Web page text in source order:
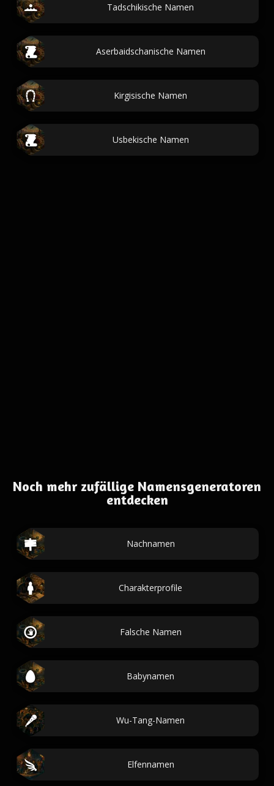
Tadschikische Namen
Aserbaidschanische Namen
Kirgisische Namen
Usbekische Namen
Noch mehr zufällige Namensgeneratoren
entdecken
Nachnamen
Charakterprofile
Falsche Namen
Babynamen
Wu-Tang-Namen
Elfennamen